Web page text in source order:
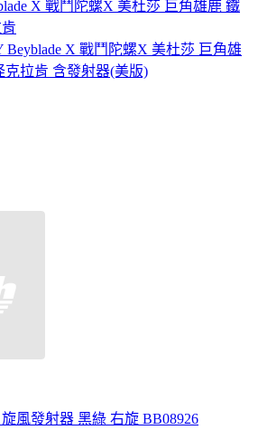
X 戰鬥陀螺X 美杜莎 巨角雄鹿 鐵
X 戰鬥陀螺X 美杜莎 巨角雄
克拉肯 含發射器(美版)
風發射器 黑綠 右旋 BB08926